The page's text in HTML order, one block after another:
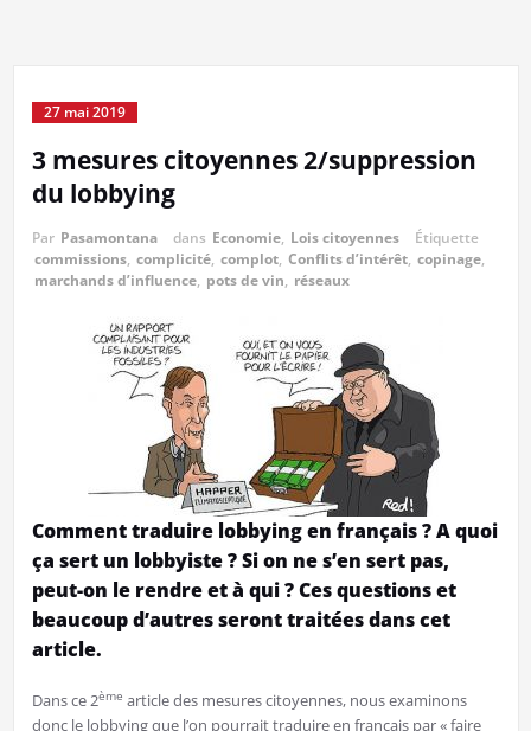
27 mai 2019
3 mesures citoyennes 2/suppression
du lobbying
Par Pasamontana dans Economie, Lois citoyennes
Étiquette
commissions, complicité, complot, Conflits d’intérêt, copinage,
marchands d’influence, pots de vin, réseaux
Comment traduire lobbying en français ? A quoi
ça sert un lobbyiste ? Si on ne s’en sert pas,
peut-on le rendre et à qui ? Ces questions et
beaucoup d’autres seront traitées dans cet
article.
Dans ce 2ème article des mesures citoyennes, nous examinons
donc le lobbying que l’on pourrait traduire en français par « faire